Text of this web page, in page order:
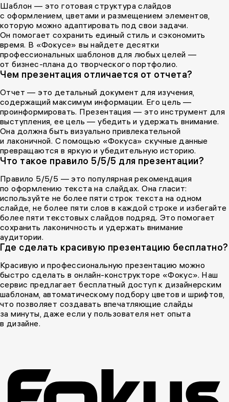
Шаблон — это готовая структура слайдов
с оформлением, цветами и размещением элементов,
которую можно адаптировать под свои задачи.
Он помогает сохранить единый стиль и сэкономить
время. В «Фокусе» вы найдете десятки
профессиональных шаблонов для любых целей —
от бизнес-плана до творческого портфолио.
Чем презентация отличается от отчета?
Отчет — это детальный документ для изучения,
содержащий максимум информации. Его цель —
проинформировать. Презентация — это инструмент для
выступления, ее цель — убедить и удержать внимание.
Она должна быть визуально привлекательной
и лаконичной. С помощью «Фокуса» скучные данные
превращаются в яркую и убедительную историю.
Что такое правило 5/5/5 для презентации?
Правило 5/5/5 — это популярная рекомендация
по оформлению текста на слайдах. Она гласит:
используйте не более пяти строк текста на одном
слайде, не более пяти слов в каждой строке и избегайте
более пяти текстовых слайдов подряд. Это помогает
сохранить лаконичность и удержать внимание
аудитории.
Где сделать красивую презентацию бесплатно?
Красивую и профессиональную презентацию можно
быстро сделать в онлайн-конструкторе «Фокус». Наш
сервис предлагает бесплатный доступ к дизайнерским
шаблонам, автоматическому подбору цветов и шрифтов,
что позволяет создавать впечатляющие слайды
за минуты, даже если у пользователя нет опыта
в дизайне.